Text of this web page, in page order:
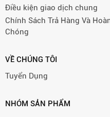
Điều kiện giao dịch chung
Chính Sách Trả Hàng Và
Chóng
VỀ CHÚNG TÔI
Tuyển Dụng
NHÓM SẢN PHẨM